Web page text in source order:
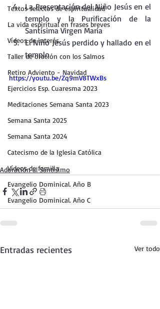
Textos selectos de espiritualidad
La vida espiritual en frases breves
Vídeos de interés
Taller de oración con los Salmos
Retiro Adviento - Navidad
Ejercicios Esp. Cuaresma 2023
Meditaciones Semana Santa 2023
Semana Santa 2025
Semana Santa 2024
Catecismo de la Iglesia Católica
Vídeos de familia
Evangelio Dominical. Año B
Evangelio Dominical. Año C
La Presentación del Niño Jesús en el
templo y la Purificación de la
Santísima Virgen María
El Niño Jesús perdido y hallado en el
templo
https://youtu.be/Zq9mV8TWxBs
Adoración al Santísimo
Entradas recientes Ver todo